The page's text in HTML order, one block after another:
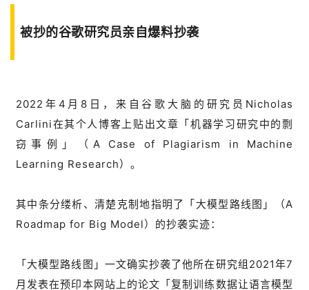
被抄的谷歌研究员亲自爆料抄袭
2022年4月8日，来自谷歌大脑的研究员Nicholas
Carlini在其个人博客上贴出文章「机器学习研究中的剽
窃事例」（A Case of Plagiarism in Machine
Learning Research）。
其中条分缕析、清楚克制地指明了「大模型路线图」（A
Roadmap for Big Model）的抄袭实迹：
「大模型路线图」一文确实抄袭了他所在研究组2021年7
月发表在预印本网站上的论文「复制训练数据让语言模型